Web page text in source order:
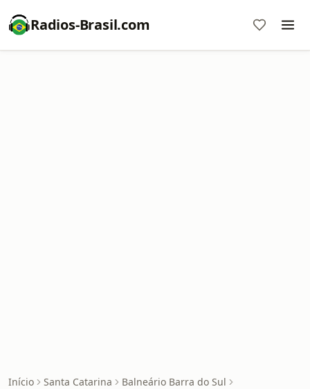
Radios-Brasil.com
Início Santa Catarina
Balneário Barra do Sul